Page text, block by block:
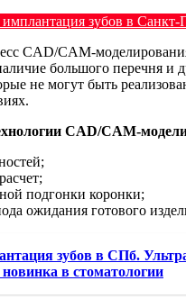
зубов в Санкт-
CAD/CAM-
большого перечня и
не могут быть
CAD/CAM-
подгонки коронки;
ожидания готового
зубов в СПб.
в стоматологии